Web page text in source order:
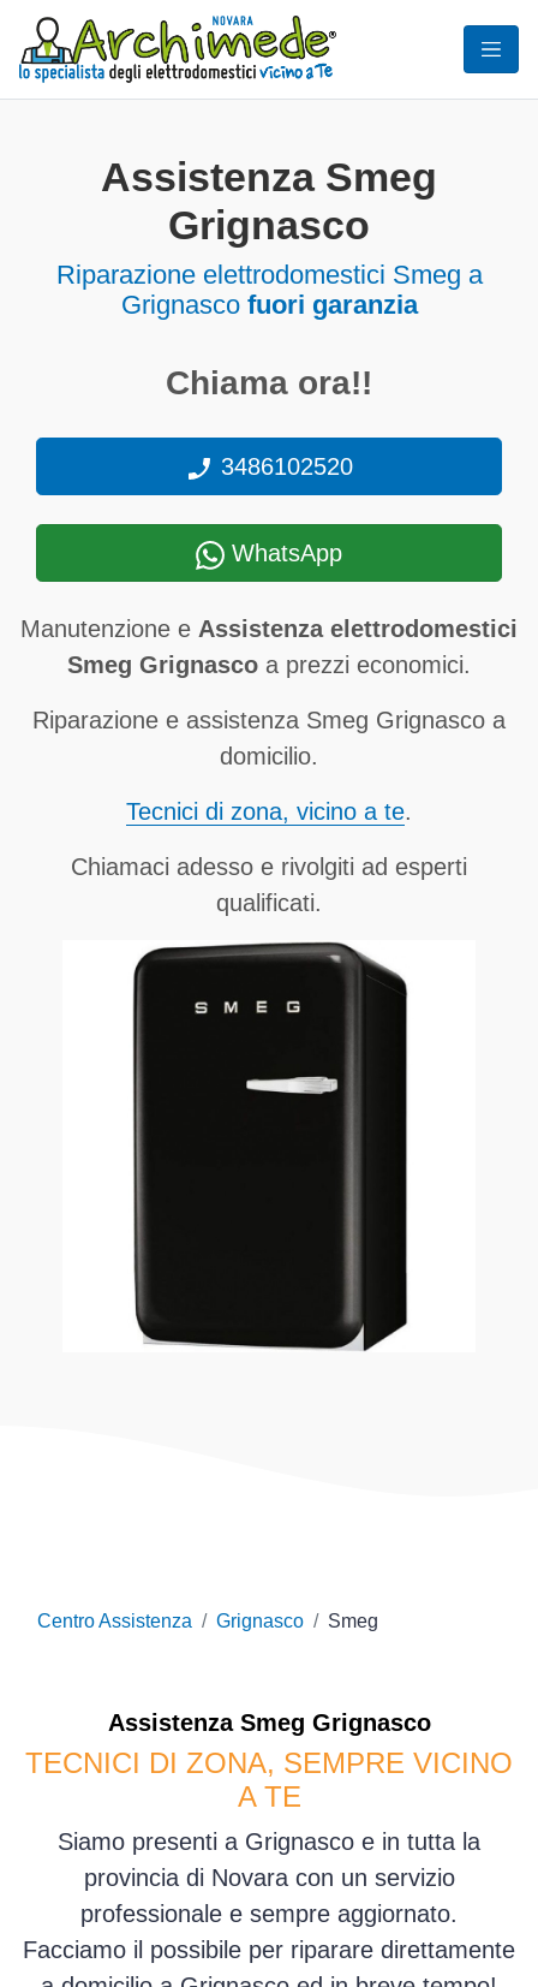
Assistenza Smeg
Grignasco
Riparazione elettrodomestici Smeg a
Grignasco fuori garanzia
Chiama ora!!
3486102520
WhatsApp
Manutenzione e Assistenza elettrodomestici
Smeg Grignasco a prezzi economici.
Riparazione e assistenza Smeg Grignasco a
domicilio.
Tecnici di zona, vicino a te.
Chiamaci adesso e rivolgiti ad esperti
qualificati.
Centro Assistenza Grignasco Smeg
Assistenza Smeg Grignasco
TECNICI DI ZONA, SEMPRE VICINO
A TE
Siamo presenti a Grignasco e in tutta la
provincia di Novara con un servizio
professionale e sempre aggiornato.
Facciamo il possibile per riparare direttamente